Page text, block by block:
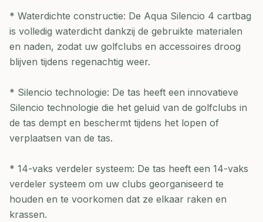
* Waterdichte constructie: De Aqua Silencio 4 cartbag
is volledig waterdicht dankzij de gebruikte materialen
en naden, zodat uw golfclubs en accessoires droog
blijven tijdens regenachtig weer.
* Silencio technologie: De tas heeft een innovatieve
Silencio technologie die het geluid van de golfclubs in
de tas dempt en beschermt tijdens het lopen of
verplaatsen van de tas.
* 14-vaks verdeler systeem: De tas heeft een 14-vaks
verdeler systeem om uw clubs georganiseerd te
houden en te voorkomen dat ze elkaar raken en
krassen.